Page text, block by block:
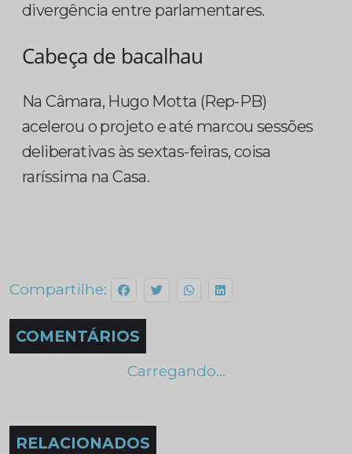
divergência entre parlamentares.
Cabeça de bacalhau
Na Câmara, Hugo Motta (Rep-PB)
acelerou o projeto e até marcou sessões
deliberativas às sextas-feiras, coisa
raríssima na Casa.
Compartilhe:
COMENTÁRIOS
Carregando...
RELACIONADOS